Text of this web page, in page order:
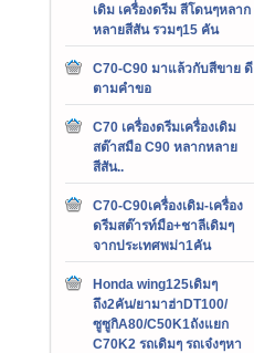
เดิม เครื่องดรีม สีโดนๆหลาก
หลายสีสัน รวมๆ15 คัน
C70-C90 มาแล้วกับสีขาย ดี
ตามคำขอ
C70 เครื่องดรีมเครื่องเดิม
สต๊าสมือ C90 หลากหลาย
สีสัน..
C70-C90เครื่องเดิม-เครื่อง
ดรีมสต๊ารท์มือ+ชาลีเดิมๆ
จากประเทศพม่า1คัน
Honda wing125เดิมๆ
ถึง2คัน/ยามาฮ่าDT100/
ซูซูกิA80/C50K1ถังแยก
C70K2 รถเดิมๆ รถเจ๋งๆหา